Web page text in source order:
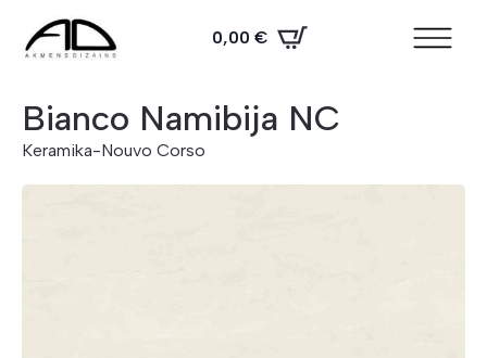
0,00 €
Bianco Namibija NC
Keramika-Nouvo Corso